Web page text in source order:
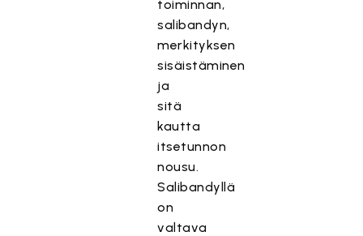
toiminnan,
salibandyn,
merkityksen
sisäistäminen
ja
sitä
kautta
itsetunnon
nousu.
Salibandyllä
on
valtava